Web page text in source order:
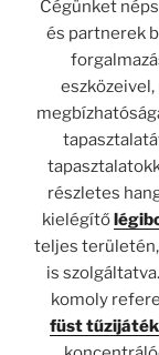
Cégünket
és partnerek
eszközeivel,
részletes
kielégítő
teljes
is
komoly
füsttűzijáték